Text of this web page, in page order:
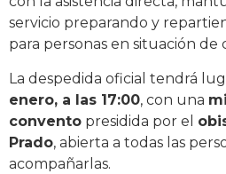
servicio preparando y
para personas en situación de
La despedida oficial tendrá
enero, a las 17:00, con una
convento presidida por el
Prado, abierta a todas las
acompañarlas.